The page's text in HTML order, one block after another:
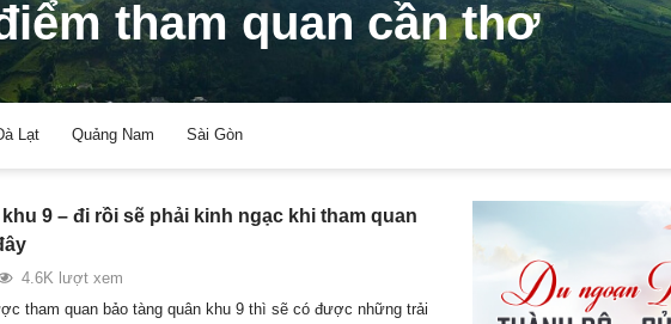
tham quan cần thơ
Lạt Quảng Nam Sài Gòn
9 – đi rồi sẽ phải kinh ngạc khi tham quan
4.6K lượt xem
tham quan bảo tàng quân khu 9 thì sẽ có được những trải